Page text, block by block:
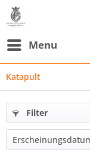
Menu
Katapult
Filter